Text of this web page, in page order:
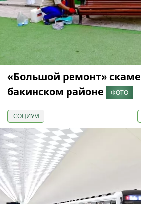
«Большой ремонт»
бакинском районе
ФОТО
СОЦИУМ